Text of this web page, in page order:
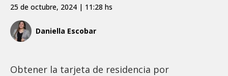
Daniella Escobar
25 de octubre, 2024 | 11:28 hs
Obtener la tarjeta de residencia por